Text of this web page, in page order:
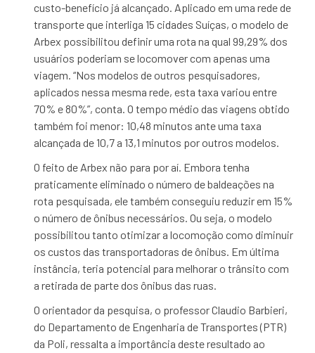
custo-benefício já alcançado. Aplicado em uma rede de
transporte que interliga 15 cidades Suíças, o modelo de
Arbex possibilitou definir uma rota na qual 99,29% dos
usuários poderiam se locomover com apenas uma
viagem. “Nos modelos de outros pesquisadores,
aplicados nessa mesma rede, esta taxa variou entre
70% e 80%”, conta. O tempo médio das viagens obtido
também foi menor: 10,48 minutos ante uma taxa
alcançada de 10,7 a 13,1 minutos por outros modelos.
O feito de Arbex não para por aí. Embora tenha
praticamente eliminado o número de baldeações na
rota pesquisada, ele também conseguiu reduzir em 15%
o número de ônibus necessários. Ou seja, o modelo
possibilitou tanto otimizar a locomoção como diminuir
os custos das transportadoras de ônibus. Em última
instância, teria potencial para melhorar o trânsito com
a retirada de parte dos ônibus das ruas.
O orientador da pesquisa, o professor Claudio Barbieri,
do Departamento de Engenharia de Transportes (PTR)
da Poli, ressalta a importância deste resultado ao